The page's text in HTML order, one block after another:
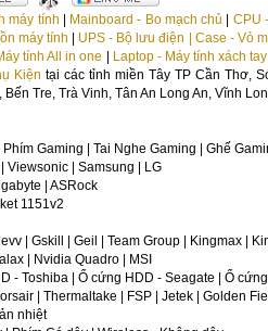
máy tính | Mainboard - Bo mạch chủ | CPU
máy tính | UPS - Bộ lưu điện | Case - Vỏ
tính All in one | Laptop - Máy tính xách tay
Kiện tại các tỉnh miền Tây TP Cần Thơ,
Tre, Trà Vinh, Tân An Long An, Vĩnh
Phím Gaming | Tai Nghe Gaming | Ghế
Viewsonic | Samsung | LG
| ASRock
1151v2
| Gskill | Geil | Team Group | Kingmax |
| Nvidia Quadro | MSI
- Toshiba | Ổ cứng HDD - Seagate | Ổ
| Thermaltake | FSP | Jetek | Golden
nhiệt